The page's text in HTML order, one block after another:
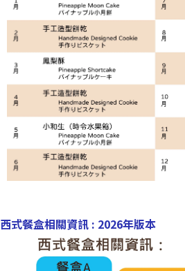
西式餐盒相關資訊 : 2026年版本